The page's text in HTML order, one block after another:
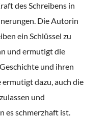
des Schreibens in
Die Autorin
ein Schlüssel zu
und ermutigt die
und ihren
ermutigt dazu, auch die
und
es schmerzhaft ist.